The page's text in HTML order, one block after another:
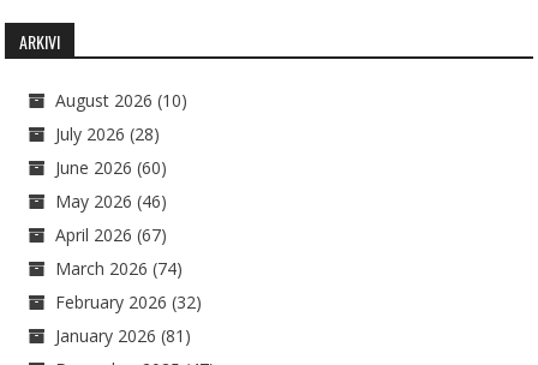
ARKIVI
August 2026 (10)
July 2026 (28)
June 2026 (60)
May 2026 (46)
April 2026 (67)
March 2026 (74)
February 2026 (32)
January 2026 (81)